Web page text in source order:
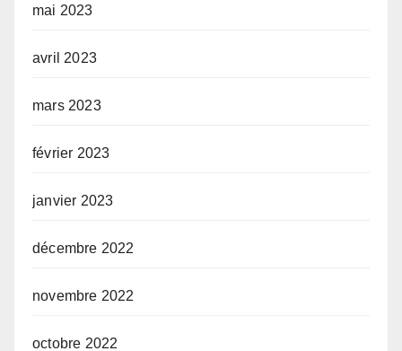
mai 2023
avril 2023
mars 2023
février 2023
janvier 2023
décembre 2022
novembre 2022
octobre 2022